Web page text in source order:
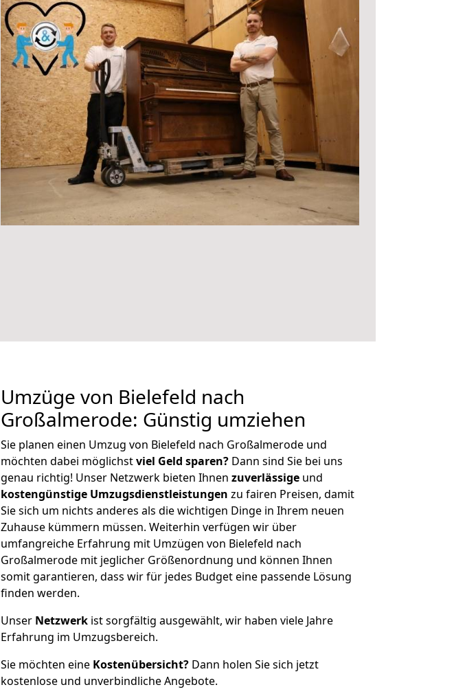
Umzüge von Bielefeld nach
Großalmerode: Günstig umziehen
Sie planen einen Umzug von Bielefeld nach Großalmerode und
möchten dabei möglichstviel Geld sparen? Dann sind Sie bei uns
genau richtig! Unser Netzwerk bieten Ihnen zuverlässige und
kostengünstige Umzugsdienstleistungen zu fairen Preisen, damit
Sie sich um nichts anderes als die wichtigen Dinge in Ihrem neuen
Zuhause kümmern müssen. Weiterhin verfügen wir über
umfangreiche Erfahrung mit Umzügen von Bielefeld nach
Großalmerode mit jeglicher Größenordnung und können Ihnen
somit garantieren, dass wir für jedes Budget eine passende Lösung
finden werden.
Unser Netzwerk ist sorgfältig ausgewählt, wir haben viele Jahre
Erfahrung im Umzugsbereich.
Sie möchten eine Kostenübersicht? Dann holen Sie sich jetzt
kostenlose und unverbindliche Angebote.